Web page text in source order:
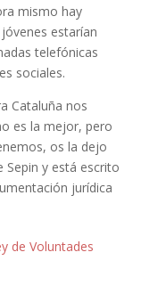
mismo hay
estarían
telefónicas
sociales.
Cataluña nos
es la mejor, pero
os la dejo
Sepin y está escrito
jurídica
de Voluntades